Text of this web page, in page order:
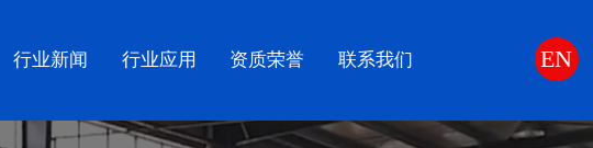
行业新闻 行业应用 资质荣誉 联系我们 EN